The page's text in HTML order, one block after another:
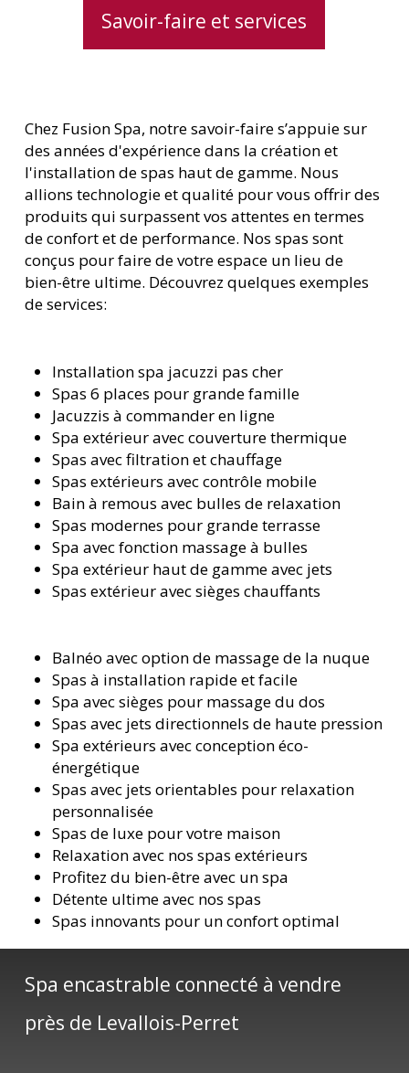
Savoir-faire et services
Chez Fusion Spa, notre savoir-faire s’appuie sur
des années d'expérience dans la création et
l'installation de spas haut de gamme. Nous
allions technologie et qualité pour vous offrir des
produits qui surpassent vos attentes en termes
de confort et de performance. Nos spas sont
conçus pour faire de votre espace un lieu de
bien-être ultime. Découvrez quelques exemples
de services:
Installation spa jacuzzi pas cher
Spas 6 places pour grande famille
Jacuzzis à commander en ligne
Spa extérieur avec couverture thermique
Spas avec filtration et chauffage
Spas extérieurs avec contrôle mobile
Bain à remous avec bulles de relaxation
Spas modernes pour grande terrasse
Spa avec fonction massage à bulles
Spa extérieur haut de gamme avec jets
Spas extérieur avec sièges chauffants
Balnéo avec option de massage de la nuque
Spas à installation rapide et facile
Spa avec sièges pour massage du dos
Spas avec jets directionnels de haute pression
Spa extérieurs avec conception éco-
énergétique
Spas avec jets orientables pour relaxation
personnalisée
Spas de luxe pour votre maison
Relaxation avec nos spas extérieurs
Profitez du bien-être avec un spa
Détente ultime avec nos spas
Spas innovants pour un confort optimal
Spa encastrable connecté à vendre
près de Levallois-Perret